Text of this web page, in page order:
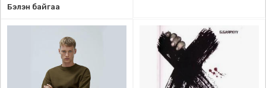
Бэлэн байгаа